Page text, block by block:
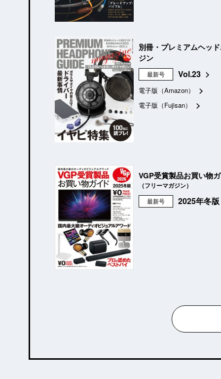
別冊・プレミアムヘッ
ジン
最新号 Vol.23
電子版（Amazon）
電子版（Fujisan）
VGP受賞製品お買い物
（フリーマガジン）
最新号 2025年冬